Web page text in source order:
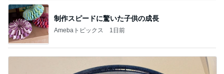
制作スピードに驚いた子供の成長
Amebaトピックス 1日前